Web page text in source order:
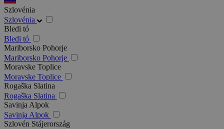
Szlovénia
Szlovénia
Bledi tó
Bledi tó
Mariborsko Pohorje
Mariborsko Pohorje
Moravske Toplice
Moravske Toplice
Rogaška Slatina
Rogaška Slatina
Savinja Alpok
Savinja Alpok
Szlovén Stájerország